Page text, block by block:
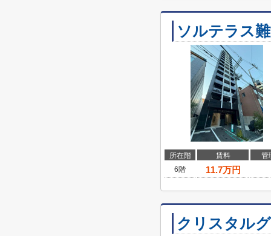
ソルテラス
所在階 賃料
管
6階
11.7万円
クリスタル